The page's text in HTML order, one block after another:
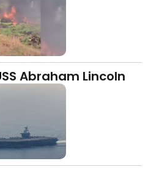
Abraham Lincoln